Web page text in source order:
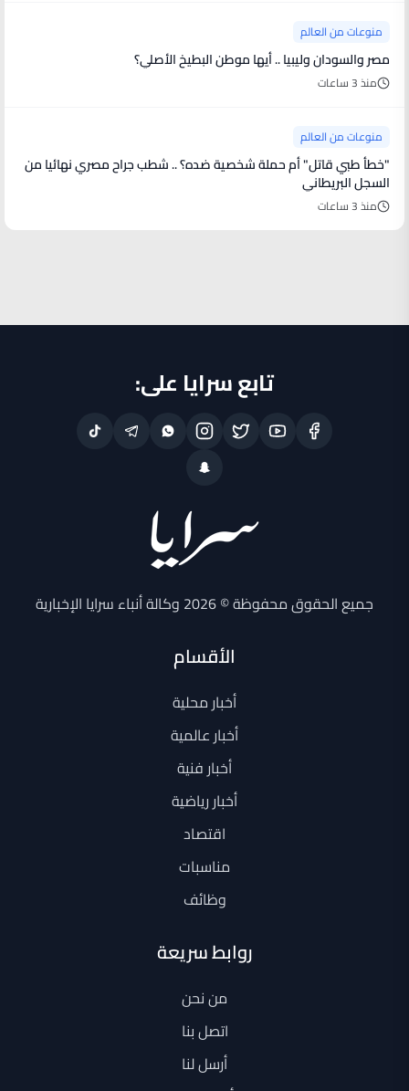
منوعات من العالم
مصر والسودان وليبيا .. أيها موطن البطيخ الأصلي؟
منذ 3 ساعات
منوعات من العالم
"خطأ طبي قاتل" أم حملة شخصية ضده؟ .. شطب جراح مصري نهائيا من
السجل البريطاني
منذ 3 ساعات
تابع سرايا على:
جميع الحقوق محفوظة © 2026 وكالة أنباء سرايا الإخبارية
الأقسام
أخبار محلية
أخبار عالمية
أخبار فنية
أخبار رياضية
اقتصاد
مناسبات
وظائف
روابط سريعة
من نحن
اتصل بنا
أرسل لنا